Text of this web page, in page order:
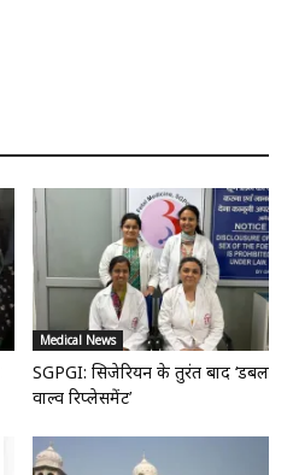
Medical News
SGPGI: सिजेरियन के तुरंत बाद ‘डबल
वाल्व रिप्लेसमेंट’